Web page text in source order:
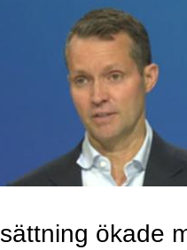
ökade